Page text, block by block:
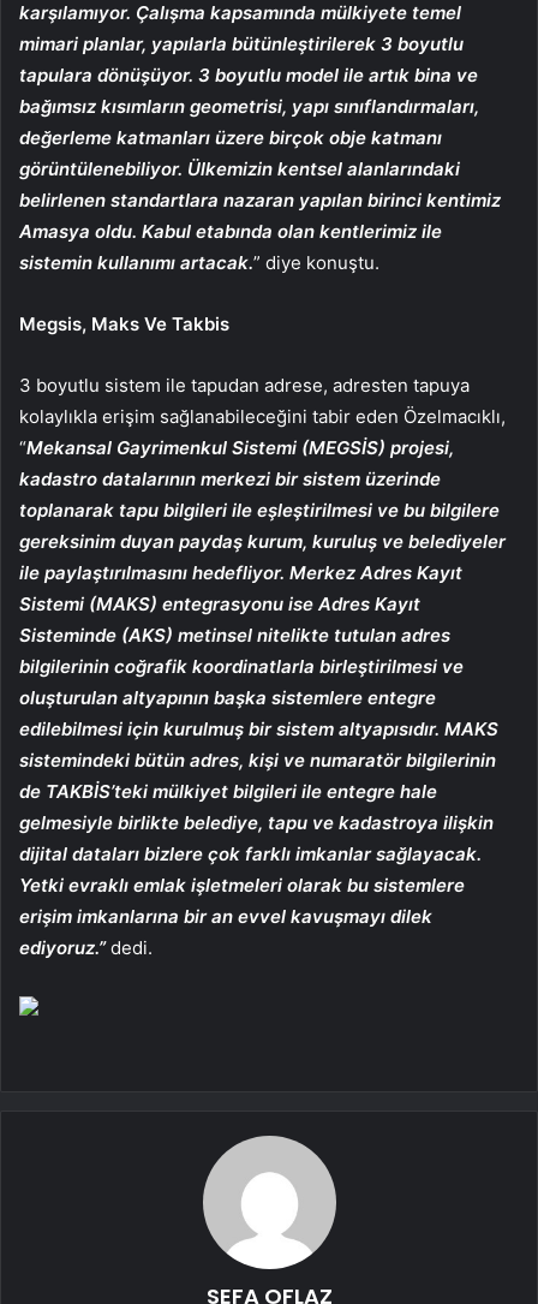
karşılamıyor. Çalışma kapsamında mülkiyete temel
mimari planlar, yapılarla bütünleştirilerek 3 boyutlu
tapulara dönüşüyor. 3 boyutlu model ile artık bina ve
bağımsız kısımların geometrisi, yapı sınıflandırmaları,
değerleme katmanları üzere birçok obje katmanı
görüntülenebiliyor. Ülkemizin kentsel alanlarındaki
belirlenen standartlara nazaran yapılan birinci kentimiz
Amasya oldu. Kabul etabında olan kentlerimiz ile
sistemin kullanımı artacak.” diye konuştu.
Megsis, Maks Ve Takbis
3 boyutlu sistem ile tapudan adrese, adresten tapuya
kolaylıkla erişim sağlanabileceğini tabir eden Özelmacıklı,
“Mekansal Gayrimenkul Sistemi (MEGSİS) projesi,
kadastro datalarının merkezi bir sistem üzerinde
toplanarak tapu bilgileri ile eşleştirilmesi ve bu bilgilere
gereksinim duyan paydaş kurum, kuruluş ve belediyeler
ile paylaştırılmasını hedefliyor. Merkez Adres Kayıt
Sistemi (MAKS) entegrasyonu ise Adres Kayıt
Sisteminde (AKS) metinsel nitelikte tutulan adres
bilgilerinin coğrafik koordinatlarla birleştirilmesi ve
oluşturulan altyapının başka sistemlere entegre
edilebilmesi için kurulmuş bir sistem altyapısıdır. MAKS
sistemindeki bütün adres, kişi ve numaratör bilgilerinin
de TAKBİS’teki mülkiyet bilgileri ile entegre hale
gelmesiyle birlikte belediye, tapu ve kadastroya ilişkin
dijital dataları bizlere çok farklı imkanlar sağlayacak.
Yetki evraklı emlak işletmeleri olarak bu sistemlere
erişim imkanlarına bir an evvel kavuşmayı dilek
ediyoruz.”dedi.
SEFA OFLAZ